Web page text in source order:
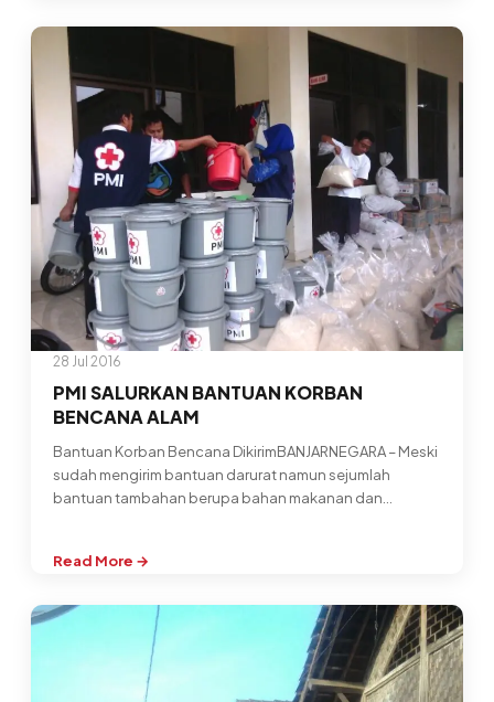
PMI
DILATIH
PERTOLONGAN
PERTAMA
(Persiapan
Arus
Mudik
2016)
28 Jul 2016
PMI SALURKAN BANTUAN KORBAN
BENCANA ALAM
Bantuan Korban Bencana DikirimBANJARNEGARA – Meski
sudah mengirim bantuan darurat namun sejumlah
bantuan tambahan berupa bahan makanan dan
Read More →
:
SALURKAN